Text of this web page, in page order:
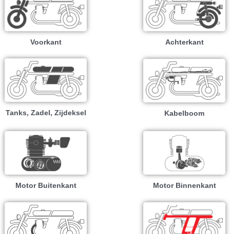
Voorkant Achterkant
Tanks, Zadel, Zijdeksel Kabelboom
Motor Buitenkant Motor Binnenkant